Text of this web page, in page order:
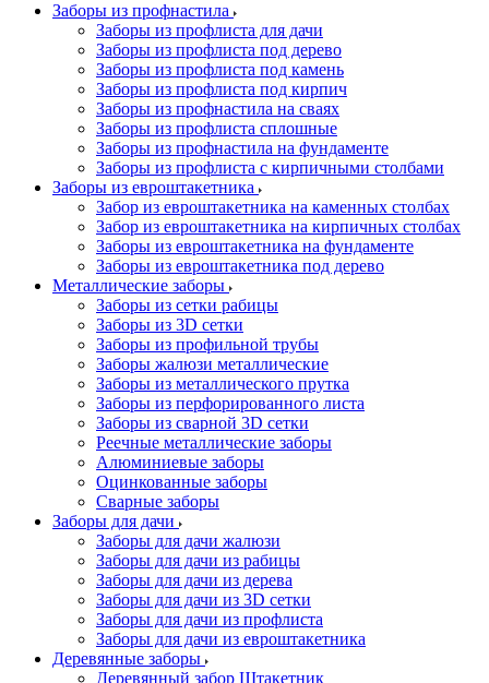
Заборы из профнастила
Заборы из профлиста для дачи
Заборы из профлиста под дерево
Заборы из профлиста под камень
Заборы из профлиста под кирпич
Заборы из профнастила на сваях
Заборы из профлиста сплошные
Заборы из профнастила на фундаменте
Заборы из профлиста с кирпичными столбами
Заборы из евроштакетника
Забор из евроштакетника на каменных столбах
Забор из евроштакетника на кирпичных столбах
Заборы из евроштакетника на фундаменте
Заборы из евроштакетника под дерево
Металлические заборы
Заборы из сетки рабицы
Заборы из 3D сетки
Заборы из профильной трубы
Заборы жалюзи металлические
Заборы из металлического прутка
Заборы из перфорированного листа
Заборы из сварной 3D сетки
Реечные металлические заборы
Алюминиевые заборы
Оцинкованные заборы
Сварные заборы
Заборы для дачи
Заборы для дачи жалюзи
Заборы для дачи из рабицы
Заборы для дачи из дерева
Заборы для дачи из 3D сетки
Заборы для дачи из профлиста
Заборы для дачи из евроштакетника
Деревянные заборы
Деревянный забор Штакетник